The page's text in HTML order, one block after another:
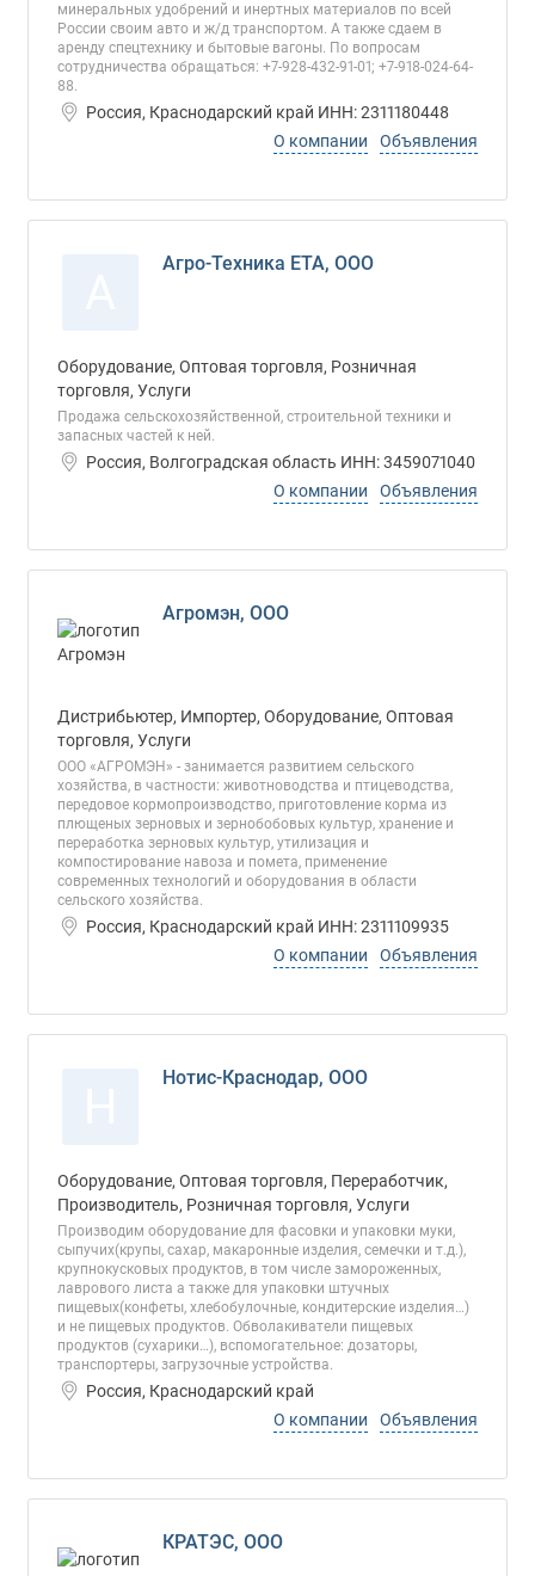
минеральных удобрений и инертных материалов по всей
России своим авто и ж/д транспортом. А также сдаем в
аренду спецтехнику и бытовые вагоны. По вопросам
сотрудничества обращаться: +7-928-432-91-01; +7-918-024-64-
88.
Россия, Краснодарский край ИНН: 2311180448
О компании
Объявления
Агро-Техника ЕТА, ООО
Оборудование, Оптовая торговля, Розничная
торговля, Услуги
Продажа сельскохозяйственной, строительной техники и
запасных частей к ней.
Россия, Волгоградская область ИНН: 3459071040
О компании
Объявления
Агромэн, ООО
Дистрибьютер, Импортер, Оборудование, Оптовая
торговля, Услуги
ООО «АГРОМЭН» - занимается развитием сельского
хозяйства, в частности: животноводства и птицеводства,
передовое кормопроизводство, приготовление корма из
плющеных зерновых и зернобобовых культур, хранение и
переработка зерновых культур, утилизация и
компостирование навоза и помета, применение
современных технологий и оборудования в области
сельского хозяйства.
Россия, Краснодарский край ИНН: 2311109935
О компании
Объявления
Нотис-Краснодар, ООО
Оборудование, Оптовая торговля, Переработчик,
Производитель, Розничная торговля, Услуги
Производим оборудование для фасовки и упаковки муки,
сыпучих(крупы, сахар, макаронные изделия, семечки и т.д.),
крупнокусковых продуктов, в том числе замороженных,
лаврового листа а также для упаковки штучных
пищевых(конфеты, хлебобулочные, кондитерские изделия…)
и не пищевых продуктов. Обволакиватели пищевых
продуктов (сухарики…), вспомогательное: дозаторы,
транспортеры, загрузочные устройства.
Россия, Краснодарский край
О компании
Объявления
КРАТЭС, ООО